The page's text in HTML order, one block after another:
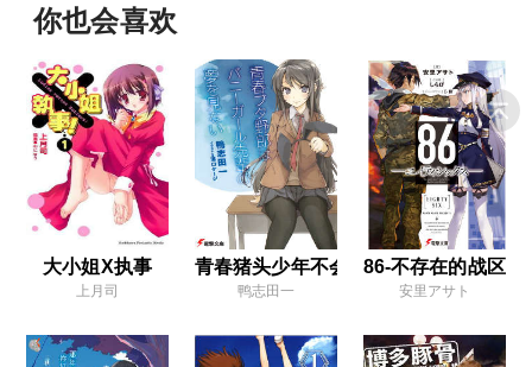
你也会喜欢
大小姐X执事
上月司
青春猪头少年不会梦到兔女郎学姊
鸭志田一
86-不存在的战区-
安里アサト